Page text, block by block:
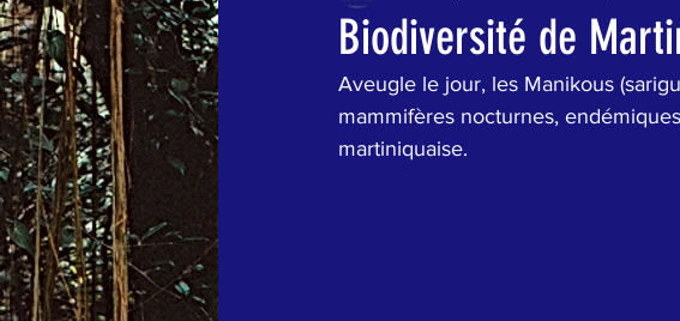
Biodiversité de
Aveugle le jour, les Manikous
mammifères nocturnes,
martiniquaise.